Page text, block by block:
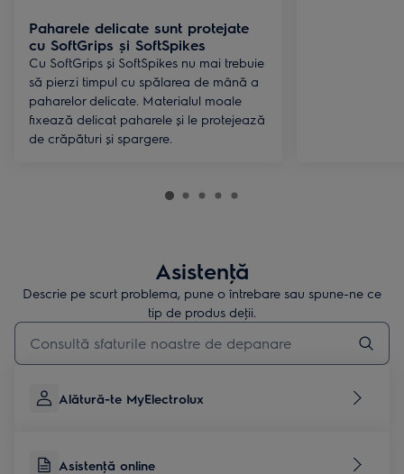
Paharele delicate sunt protejate
cu SoftGrips și SoftSpikes
Cu SoftGrips și SoftSpikes nu mai trebuie
să pierzi timpul cu spălarea de mână a
paharelor delicate. Materialul moale
fixează delicat paharele și le protejează
de crăpături și spargere.
Asistenţă
Descrie pe scurt problema, pune o întrebare sau spune-ne ce
tip de produs deţii.
Type to search for support articles
Alătură-te MyElectrolux
Asistenţă online